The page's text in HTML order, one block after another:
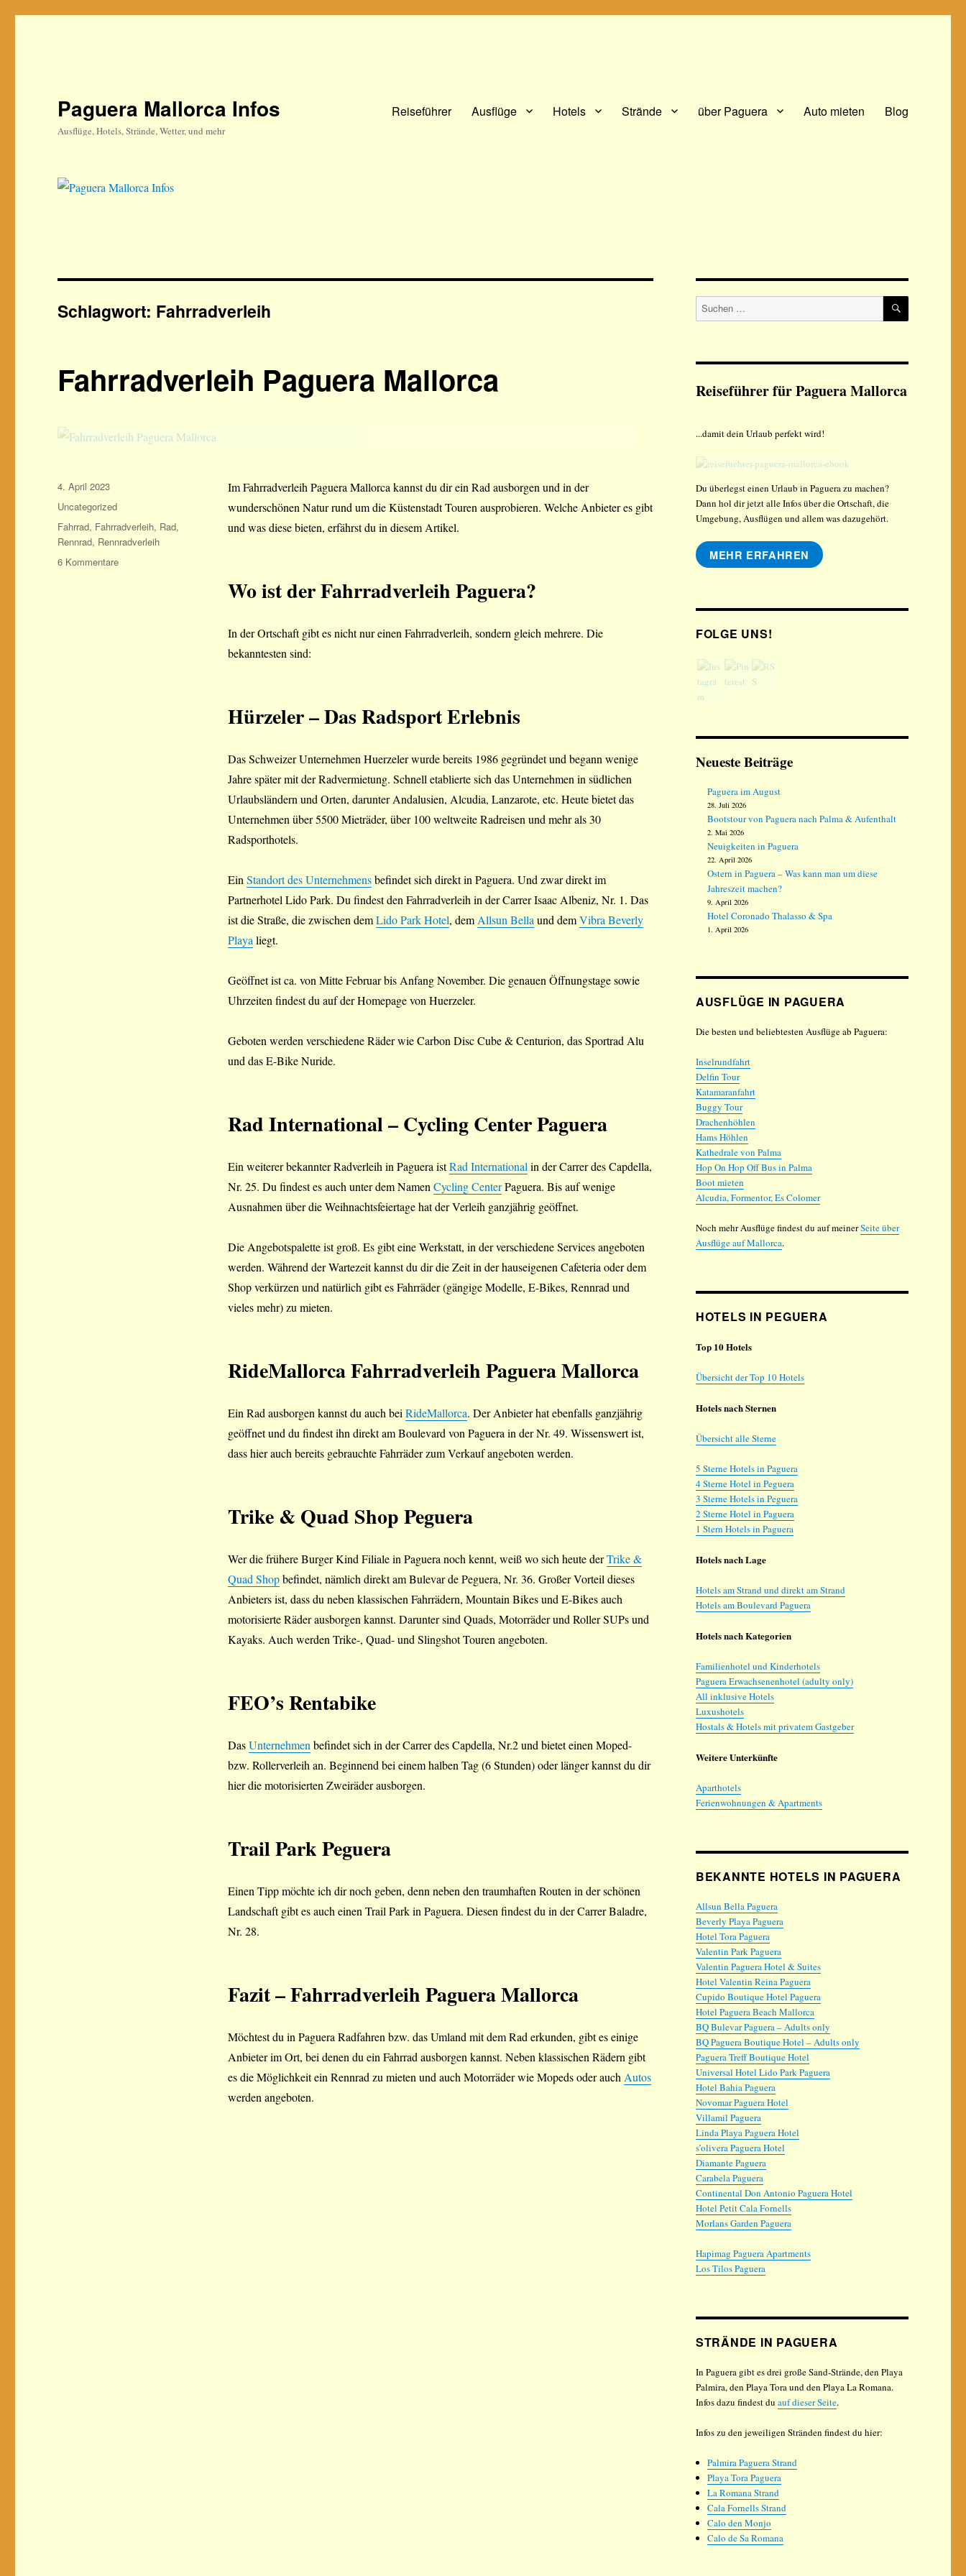
Paguera Mallorca Infos
Ausflüge, Hotels, Strände, Wetter, und mehr
Reiseführer Ausflüge Hotels Strände über Paguera Auto mieten Blog
Schlagwort: Fahrradverleih
Fahrradverleih Paguera Mallorca
Im Fahrradverleih Paguera Mallorca kannst du dir ein Rad ausborgen und in der
wunderschönen Natur rund um die Küstenstadt Touren ausprobieren. Welche Anbieter es gibt
und was diese bieten, erfährst du in diesem Artikel.
Wo ist der Fahrradverleih Paguera?
In der Ortschaft gibt es nicht nur einen Fahrradverleih, sondern gleich mehrere. Die
bekanntesten sind:
Hürzeler – Das Radsport Erlebnis
Das Schweizer Unternehmen Huerzeler wurde bereits 1986 gegründet und begann wenige
Jahre später mit der Radvermietung. Schnell etablierte sich das Unternehmen in südlichen
Urlaubsländern und Orten, darunter Andalusien, Alcudia, Lanzarote, etc. Heute bietet das
Unternehmen über 5500 Mieträder, über 100 weltweite Radreisen und mehr als 30
Radsporthotels.
EinStandort des Unternehmensbefindet sich direkt in Paguera. Und zwar direkt im
Partnerhotel Lido Park. Du findest den Fahrradverleih in der Carrer Isaac Albeniz, Nr. 1. Das
ist die Straße, die zwischen demLido Park Hotel, demAllsun Bellaund demVibra Beverly
Playaliegt.
Geöffnet ist ca. von Mitte Februar bis Anfang November. Die genauen Öffnungstage sowie
Uhrzeiten findest du auf der Homepage von Huerzeler.
Geboten werden verschiedene Räder wie Carbon Disc Cube & Centurion, das Sportrad Alu
und das E-Bike Nuride.
Rad International – Cycling Center Paguera
Ein weiterer bekannter Radverleih in Paguera istRad Internationalin der Carrer des Capdella,
Nr. 25. Du findest es auch unter dem NamenCycling CenterPaguera. Bis auf wenige
Ausnahmen über die Weihnachtsfeiertage hat der Verleih ganzjährig geöffnet.
Die Angebotspalette ist groß. Es gibt eine Werkstatt, in der verschiedene Services angeboten
werden. Während der Wartezeit kannst du dir die Zeit in der hauseigenen Cafeteria oder dem
Shop verkürzen und natürlich gibt es Fahrräder (gängige Modelle, E-Bikes, Rennrad und
vieles mehr) zu mieten.
RideMallorcaFahrradverleih Paguera Mallorca
Ein Rad ausborgen kannst du auch beiRideMallorca. Der Anbieter hat ebenfalls ganzjährig
geöffnet und du findest ihn direkt am Boulevard von Paguera in der Nr. 49. Wissenswert ist,
dass hier auch bereits gebrauchte Fahrräder zum Verkauf angeboten werden.
Trike & Quad Shop Peguera
Wer die frühere Burger Kind Filiale in Paguera noch kennt, weiß wo sich heute derTrike &
Quad Shopbefindet, nämlich direkt am Bulevar de Peguera, Nr. 36. Großer Vorteil dieses
Anbieters ist, dass du neben klassischen Fahrrädern, Mountain Bikes und E-Bikes auch
motorisierte Räder ausborgen kannst. Darunter sind Quads, Motorräder und Roller SUPs und
Kayaks. Auch werden Trike-, Quad- und Slingshot Touren angeboten.
FEO’s Rentabike
DasUnternehmenbefindet sich in der Carrer des Capdella, Nr.2 und bietet einen Moped-
bzw. Rollerverleih an. Beginnend bei einem halben Tag (6 Stunden) oder länger kannst du dir
hier die motorisierten Zweiräder ausborgen.
Trail Park Peguera
Einen Tipp möchte ich dir noch geben, denn neben den traumhaften Routen in der schönen
Landschaft gibt es auch einen Trail Park in Paguera. Diesen findest du in der Carrer Baladre,
Nr. 28.
Fazit– Fahrradverleih Paguera Mallorca
Möchtest du in Paguera Radfahren bzw. das Umland mit dem Rad erkunden, gibt es einige
Anbieter im Ort, bei denen du ein Fahrrad ausborgen kannst. Neben klassischen Rädern gibt
es die Möglichkeit ein Rennrad zu mieten und auch Motorräder wie Mopeds oder auchAutos
werden angeboten.
Veröffentlicht
am
4. April 2023
Kategorien
Uncategorized
Schlagwörter
Fahrrad, Fahrradverleih, Rad,
Rennrad, Rennradverleih
6 Kommentarezu
Suchen
nach:
SUCHEN
Reiseführer für Paguera Mallorca
...damit dein Urlaub perfekt wird!
Du überlegst einen Urlaub in Paguera zu machen?
Dann hol dir jetzt alle Infos über die Ortschaft, die
Umgebung, Ausflügen und allem was dazugehört.
MEHR ERFAHREN
FOLGE UNS!
Neueste Beiträge
Paguera im August
28. Juli 2026
Bootstour von Paguera nach Palma & Aufenthalt
2. Mai 2026
Neuigkeiten in Paguera
22. April 2026
Ostern in Paguera – Was kann man um diese
Jahreszeit machen?
9. April 2026
Hotel Coronado Thalasso & Spa
1. April 2026
AUSFLÜGE IN PAGUERA
Die besten und beliebtesten Ausflüge ab Paguera:
Inselrundfahrt
Delfin Tour
Katamaranfahrt
Buggy Tour
Drachenhöhlen
Hams Höhlen
Kathedrale von Palma
Hop On Hop Off Bus in Palma
Boot mieten
Alcudia, Formentor, Es Colomer
Noch mehr Ausflüge findest du auf meinerSeite über
Ausflüge auf Mallorca.
HOTELS IN PEGUERA
Top 10 Hotels
Übersicht der Top 10 Hotels
Hotels nach Sternen
Übersicht alle Sterne
5 Sterne Hotels in Paguera
4 Sterne Hotel in Peguera
3 Sterne Hotels in Peguera
2 Sterne Hotel in Paguera
1 Stern Hotels in Paguera
Hotels nach Lage
Hotels am Strand und direkt am Strand
Hotels am Boulevard Paguera
Hotels nach Kategorien
Familienhotel und Kinderhotels
Paguera Erwachsenenhotel (adulty only)
All inklusive Hotels
Luxushotels
Hostals & Hotels mit privatem Gastgeber
Weitere Unterkünfte
Aparthotels
Ferienwohnungen & Apartments
BEKANNTE HOTELS IN PAGUERA
Allsun Bella Paguera
Beverly Playa Paguera
Hotel Tora Paguera
Valentin Park Paguera
Valentin Paguera Hotel & Suites
Hotel Valentin Reina Paguera
Cupido Boutique Hotel Paguera
Hotel Paguera Beach Mallorca
BQ Bulevar Paguera – Adults only
BQ Paguera Boutique Hotel – Adults only
Paguera Treff Boutique Hotel
Universal Hotel Lido Park Paguera
Hotel Bahia Paguera
Novomar Paguera Hotel
Villamil Paguera
Linda Playa Paguera Hotel
s’olivera Paguera Hotel
Diamante Paguera
Carabela Paguera
Continental Don Antonio Paguera Hotel
Hotel Petit Cala Fornells
Morlans Garden Paguera
Hapimag Paguera Apartments
Los Tilos Paguera
STRÄNDE IN PAGUERA
In Paguera gibt es drei große Sand-Strände, den Playa
Palmira, den Playa Tora und den Playa La Romana.
Infos dazu findest du auf dieser Seite.
Infos zu den jeweiligen Stränden findest du hier:
Palmira Paguera Strand
Playa Tora Paguera
La Romana Strand
Cala Fornells Strand
Calo den Monjo
Calo de Sa Romana